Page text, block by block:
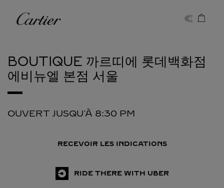
Cartier
BOUTIQUE 까르띠에 롯데백화점
에비뉴엘 본점 서울
OUVERT JUSQU'À 8:30 PM
RECEVOIR LES INDICATIONS
RIDE THERE WITH UBER